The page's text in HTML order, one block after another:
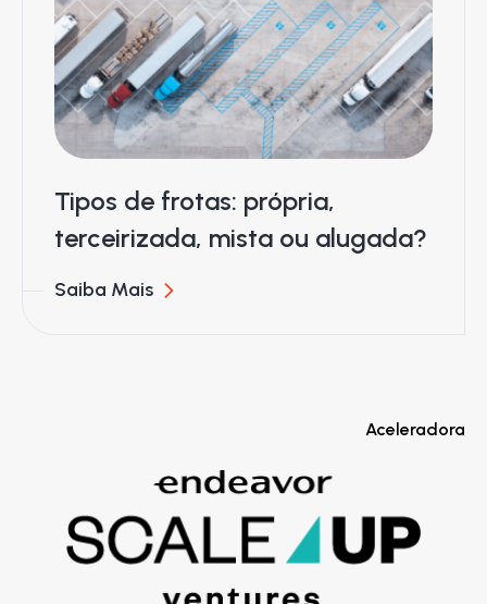
Tipos de frotas: própria,
terceirizada, mista ou alugada?
Saiba Mais
Aceleradora